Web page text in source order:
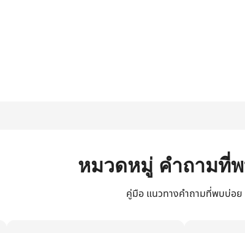
หมวดหมู่ คำถามที่
คู่มือ แนวทางคำถามที่พบบ่อย